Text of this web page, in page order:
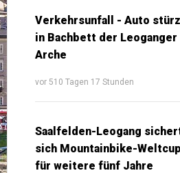
Verkehrsunfall - Auto
in Bachbett der Leoganger
Arche
vor 510 Tagen 17 Stunden
Saalfelden-Leogang
sich Mountainbike-Weltcup
für weitere fünf Jahre